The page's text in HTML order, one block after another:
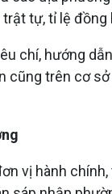
tự, tỉ lệ
chí, hướng
cũng trên cơ
vị hành